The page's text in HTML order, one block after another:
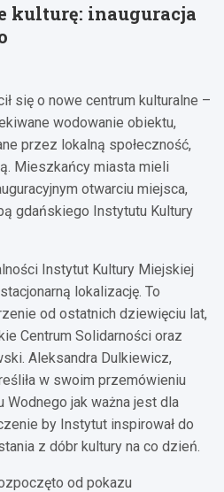
kulturę: inauguracja
się o nowe centrum kulturalne –
wodowanie obiektu,
przez lokalną społeczność,
Mieszkańcy miasta mieli
otwarciu miejsca,
gdańskiego Instytutu Kultury
Instytut Kultury Miejskiej
lokalizację. To
od ostatnich dziewięciu lat,
Centrum Solidarności oraz
Aleksandra Dulkiewicz,
w swoim przemówieniu
jak ważna jest dla
by Instytut inspirował do
z dóbr kultury na co dzień.
od pokazu